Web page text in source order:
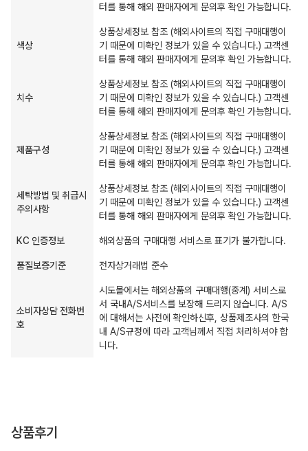
터를 통해 해외 판매자에게 문의후 확인 가능합니다.
색상
상품상세정보 참조 (해외사이트의 직접 구매대행이
기 때문에 미확인 정보가 있을 수 있습니다.) 고객센
터를 통해 해외 판매자에게 문의후 확인 가능합니다.
치수
상품상세정보 참조 (해외사이트의 직접 구매대행이
기 때문에 미확인 정보가 있을 수 있습니다.) 고객센
터를 통해 해외 판매자에게 문의후 확인 가능합니다.
제품구성
상품상세정보 참조 (해외사이트의 직접 구매대행이
기 때문에 미확인 정보가 있을 수 있습니다.) 고객센
터를 통해 해외 판매자에게 문의후 확인 가능합니다.
세탁방법 및 취급시
주의사항
상품상세정보 참조 (해외사이트의 직접 구매대행이
기 때문에 미확인 정보가 있을 수 있습니다.) 고객센
터를 통해 해외 판매자에게 문의후 확인 가능합니다.
KC 인증정보 해외상품의 구매대행 서비스로 표기가 불가합니다.
품질보증기준 전자상거래법 준수
소비자상담 전화번
호
시도몰에서는 해외상품의 구매대행(중계) 서비스로
서 국내A/S서비스를 보장해 드리지 않습니다. A/S
에 대해서는 사전에 확인하신후, 상품제조사의 한국
내 A/S규정에 따라 고객님께서 직접 처리하셔야 합
니다.
상품후기